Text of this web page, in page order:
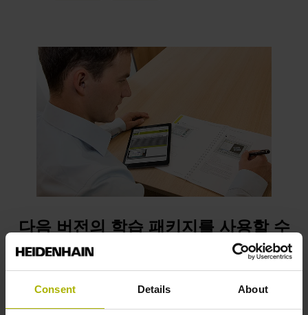
Consent Details About
다음 버전의 학습 패키지를 사용할 수
학습 패키지